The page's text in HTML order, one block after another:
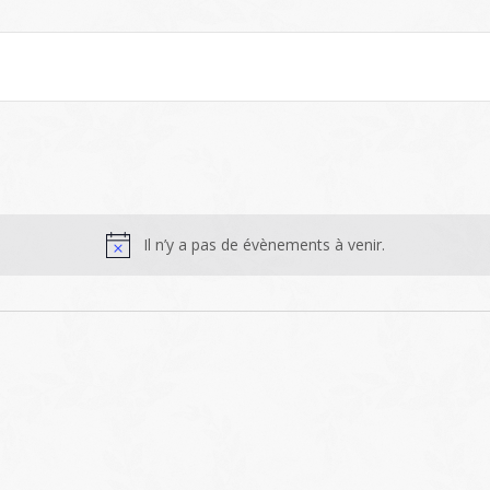
Il n’y a pas de évènements à venir.